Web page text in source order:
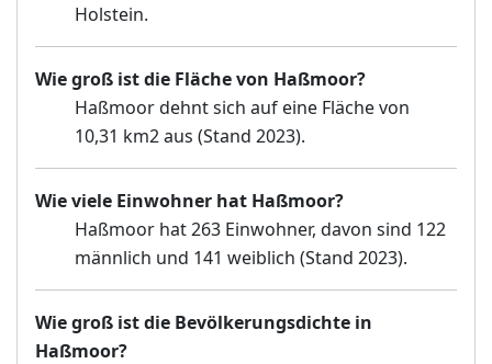
Holstein.
Wie groß ist die Fläche von Haßmoor?
Haßmoor dehnt sich auf eine Fläche von
10,31 km2 aus (Stand 2023).
Wie viele Einwohner hat Haßmoor?
Haßmoor hat 263 Einwohner, davon sind 122
männlich und 141 weiblich (Stand 2023).
Wie groß ist die Bevölkerungsdichte in
Haßmoor?